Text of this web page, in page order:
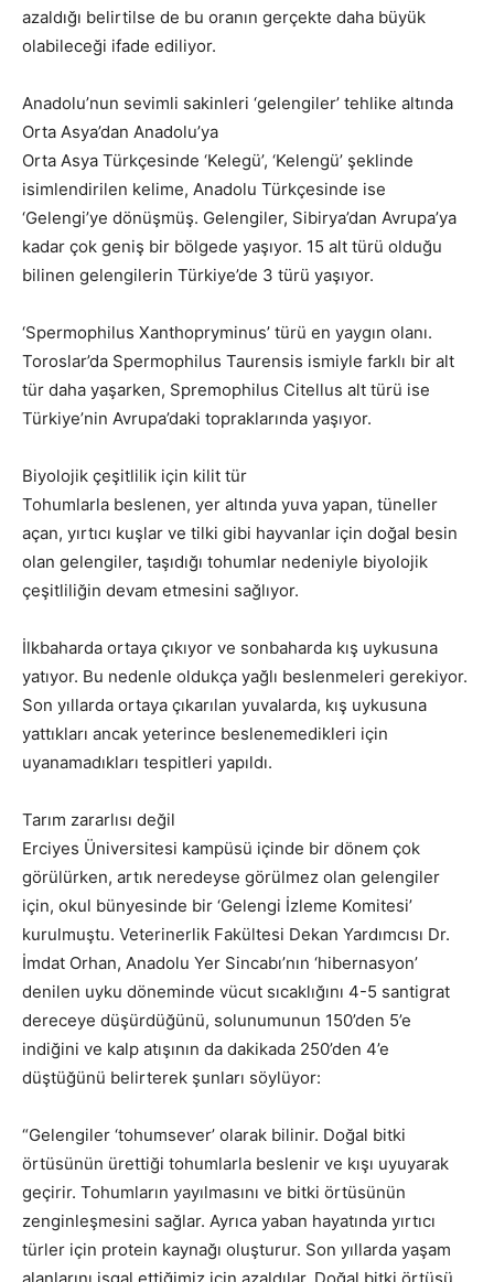
azaldığı belirtilse de bu oranın gerçekte daha büyük
olabileceği ifade ediliyor.
Anadolu’nun sevimli sakinleri ‘gelengiler’ tehlike altında
Orta Asya’dan Anadolu’ya
Orta Asya Türkçesinde ‘Kelegü’, ‘Kelengü’ şeklinde
isimlendirilen kelime, Anadolu Türkçesinde ise
‘Gelengi’ye dönüşmüş. Gelengiler, Sibirya’dan Avrupa’ya
kadar çok geniş bir bölgede yaşıyor. 15 alt türü olduğu
bilinen gelengilerin Türkiye’de 3 türü yaşıyor.
‘Spermophilus Xanthopryminus’ türü en yaygın olanı.
Toroslar’da Spermophilus Taurensis ismiyle farklı bir alt
tür daha yaşarken, Spremophilus Citellus alt türü ise
Türkiye’nin Avrupa’daki topraklarında yaşıyor.
Biyolojik çeşitlilik için kilit tür
Tohumlarla beslenen, yer altında yuva yapan, tüneller
açan, yırtıcı kuşlar ve tilki gibi hayvanlar için doğal besin
olan gelengiler, taşıdığı tohumlar nedeniyle biyolojik
çeşitliliğin devam etmesini sağlıyor.
İlkbaharda ortaya çıkıyor ve sonbaharda kış uykusuna
yatıyor. Bu nedenle oldukça yağlı beslenmeleri gerekiyor.
Son yıllarda ortaya çıkarılan yuvalarda, kış uykusuna
yattıkları ancak yeterince beslenemedikleri için
uyanamadıkları tespitleri yapıldı.
Tarım zararlısı değil
Erciyes Üniversitesi kampüsü içinde bir dönem çok
görülürken, artık neredeyse görülmez olan gelengiler
için, okul bünyesinde bir ‘Gelengi İzleme Komitesi’
kurulmuştu. Veterinerlik Fakültesi Dekan Yardımcısı Dr.
İmdat Orhan, Anadolu Yer Sincabı’nın ‘hibernasyon’
denilen uyku döneminde vücut sıcaklığını 4-5 santigrat
dereceye düşürdüğünü, solunumunun 150’den 5’e
indiğini ve kalp atışının da dakikada 250’den 4’e
düştüğünü belirterek şunları söylüyor:
“Gelengiler ‘tohumsever’ olarak bilinir. Doğal bitki
örtüsünün ürettiği tohumlarla beslenir ve kışı uyuyarak
geçirir. Tohumların yayılmasını ve bitki örtüsünün
zenginleşmesini sağlar. Ayrıca yaban hayatında yırtıcı
türler için protein kaynağı oluşturur. Son yıllarda yaşam